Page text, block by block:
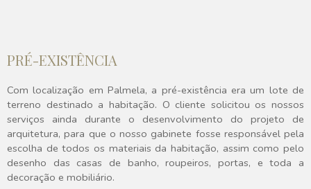
PRÉ-EXISTÊNCIA
Com localização em Palmela, a pré-existência era um lote de
terreno destinado a habitação. O cliente solicitou os nossos
serviços ainda durante o desenvolvimento do projeto de
arquitetura, para que o nosso gabinete fosse responsável pela
escolha de todos os materiais da habitação, assim como pelo
desenho das casas de banho, roupeiros, portas, e toda a
decoração e mobiliário.